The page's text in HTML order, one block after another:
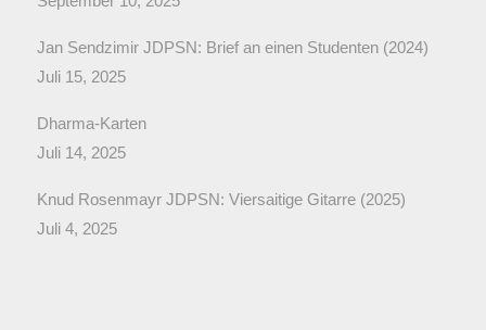
Jan Sendzimir JDPSN: Brief an einen Studenten (2024)
Juli 15, 2025
Dharma-Karten
Juli 14, 2025
Knud Rosenmayr JDPSN: Viersaitige Gitarre (2025)
Juli 4, 2025